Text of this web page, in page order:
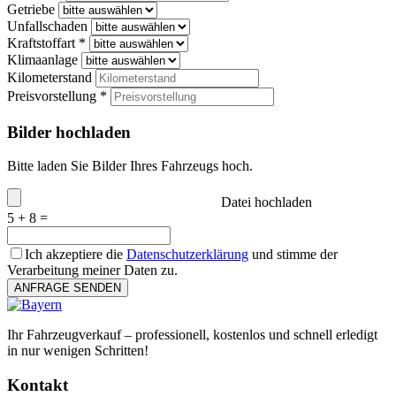
Getriebe
Unfallschaden
Kraftstoffart *
Klimaanlage
Kilometerstand
Preisvorstellung *
Bilder hochladen
Bitte laden Sie Bilder Ihres Fahrzeugs hoch.
Datei hochladen
5 + 8 =
Ich akzeptiere die Datenschutzerklärung und stimme der
Verarbeitung meiner Daten zu.
ANFRAGE SENDEN
Ihr Fahrzeugverkauf – professionell, kostenlos und schnell erledigt
in nur wenigen Schritten!
Kontakt